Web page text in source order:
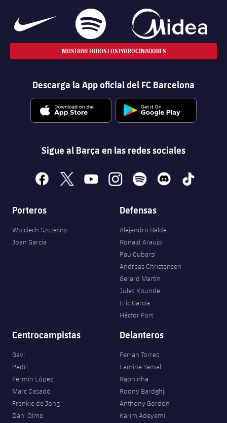
MOSTRAR TODOS LOS PATROCINADORES
Descarga la App oficial del FC Barcelona
Sigue al Barça en las redes sociales
facebook
x youtubeinstagramspotify discord tiktok
Porteros
Wojciech Szczęsny
Joan Garcia
Defensas
Alejandro Balde
Ronald Araujo
Pau Cubarsí
Andreas Christensen
Gerard Martín
Jules Kounde
Eric García
Héctor Fort
Centrocampistas
Gavi
Pedri
Fermín López
Marc Casadó
Frenkie de Jong
Dani Olmo
Delanteros
Ferran Torres
Lamine Yamal
Raphinha
Roony Bardghji
Anthony Gordon
Karim Adeyemi